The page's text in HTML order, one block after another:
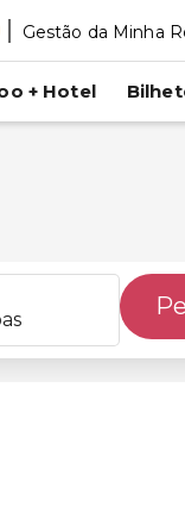
Gestão da Minha
+ Hotel